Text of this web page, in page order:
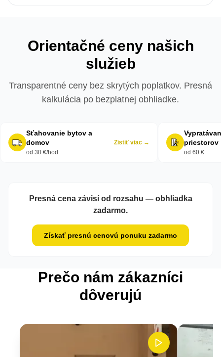
Orientačné ceny našich
služieb
Transparentné ceny bez skrytých poplatkov. Presná
kalkulácia po bezplatnej obhliadke.
Sťahovanie bytov a
domov
od 30 €/hod
Zistiť viac →
priestorov
od 60 €
Presná cena závisí od rozsahu — obhliadka
zadarmo.
Získať presnú cenovú ponuku zadarmo
Prečo nám zákazníci
dôverujú